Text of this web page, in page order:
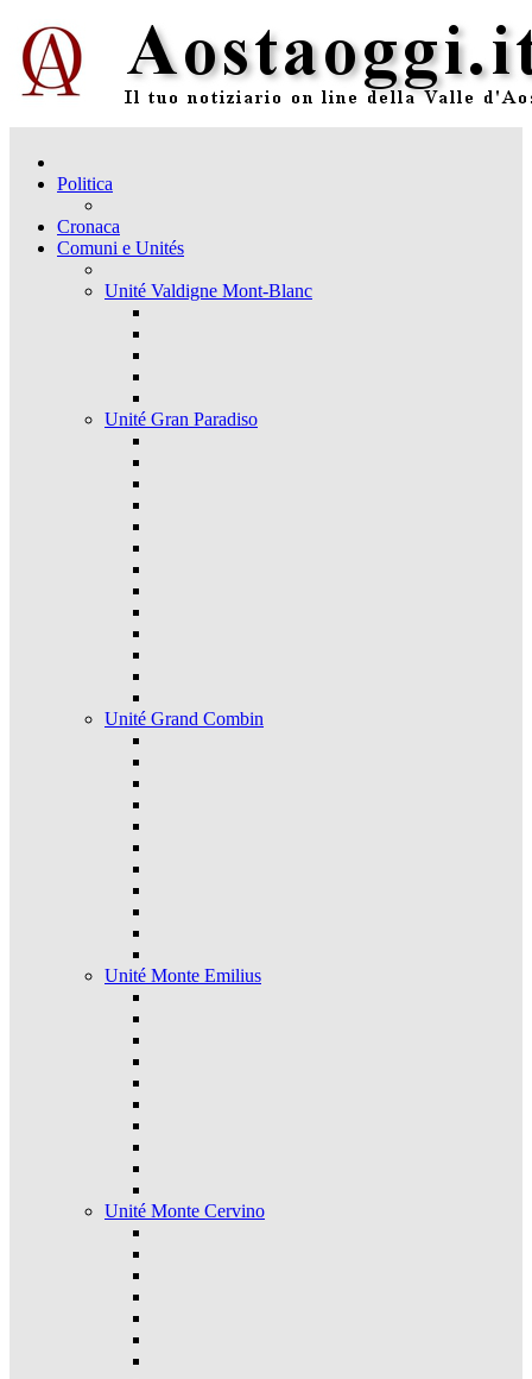
Politica
Cronaca
Comuni e Unités
Unité Valdigne Mont-Blanc
Unité Gran Paradiso
Unité Grand Combin
Unité Monte Emilius
Unité Monte Cervino